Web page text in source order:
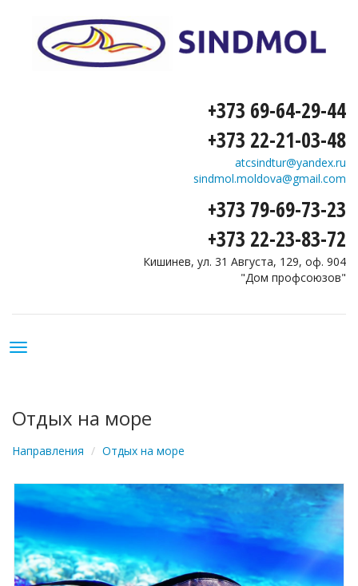
+373 69-64-29-44
+373 22-21-03-48
atcsindtur@yandex.ru
sindmol.moldova@gmail.com
+373 79-69-73-23
+373 22-23-83-72
Кишинев, ул. 31 Августа, 129, оф. 904
"Дом профсоюзов"
Toggle
Отдых на море
Направления Отдых на море